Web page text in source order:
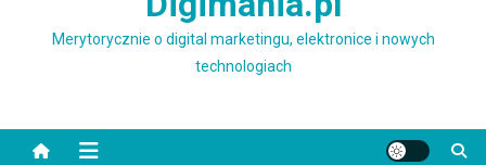
Merytorycznie o digital marketingu, elektronice i nowych
technologiach